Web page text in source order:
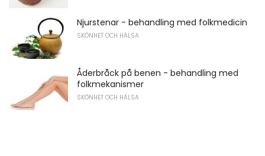
Njurstenar - behandling med folkmedicin
SKÖNHET OCH HÄLSA
Åderbråck på benen - behandling med
folkmekanismer
SKÖNHET OCH HÄLSA